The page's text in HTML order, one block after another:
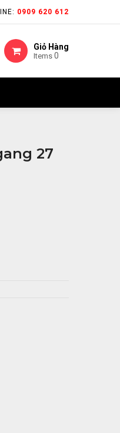
0909 620 612
Giỏ Hàng
Items 0
0909 620 612
Giỏ Hàng
Items 0
27